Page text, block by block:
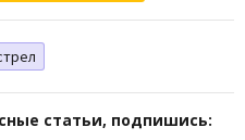
статьи, подпишись: